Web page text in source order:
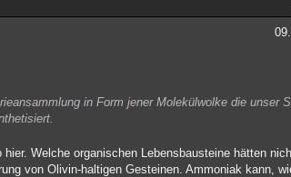
in Form jener Molekülwolke die unser
Welche organischen Lebensbausteine hätten
von Olivin-haltigen Gesteinen. Ammoniak kann,